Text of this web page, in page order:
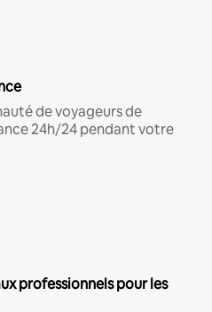
de voyageurs de
24h/24 pendant votre
professionnels pour les